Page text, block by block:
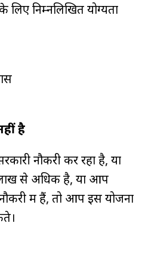
निम्नलिखित योग्यता
है
नौकरी कर रहा है, या
से अधिक है, या आप
में हैं, तो आप इस योजना